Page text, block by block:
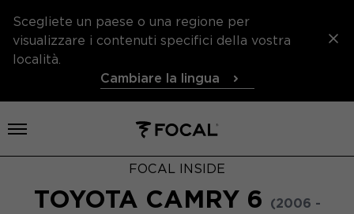
Scegliete un paese o una regione per
visualizzare i contenuti specifici della vostra
località.
Cambiare la lingua
Aprire il menu
FOCAL INSIDE
TOYOTA CAMRY 6
(2006 -